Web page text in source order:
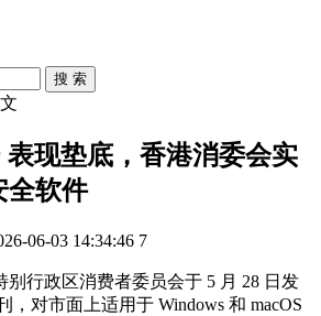
搜 索
表现垫底，香港消委会实
全软件
06-03 14:34:46 7
别行政区消费者委员会于 5 月 28 日发
，对市面上适用于 Windows 和 macOS